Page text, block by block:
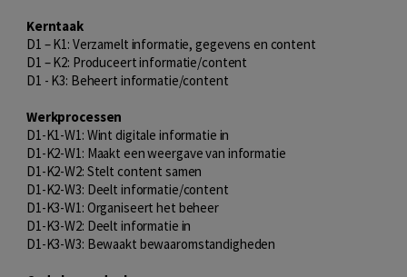
Kerntaak
D1 – K1: Verzamelt informatie, gegevens en content
D1 – K2: Produceert informatie/content
D1 - K3: Beheert informatie/content
Werkprocessen
D1-K1-W1: Wint digitale informatie in
D1-K2-W1: Maakt een weergave van informatie
D1-K2-W2: Stelt content samen
D1-K2-W3: Deelt informatie/content
D1-K3-W1: Organiseert het beheer
D1-K3-W2: Deelt informatie in
D1-K3-W3: Bewaakt bewaaromstandigheden